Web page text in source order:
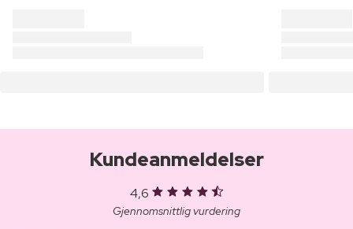
Kundeanmeldelser
4,6
Gjennomsnittlig vurdering